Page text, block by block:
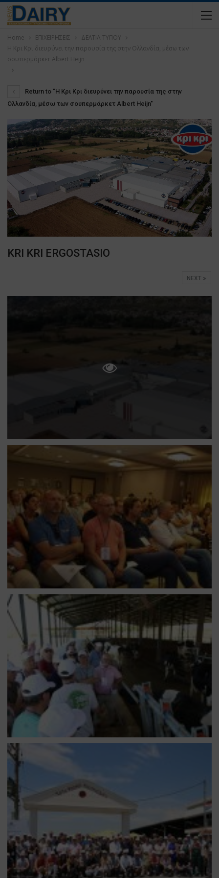
Home ΕΠΙΧΕΙΡΗΣΕΙΣ
ΔΕΛΤΙΑ ΤΥΠΟΥ
Η Κρι Κρι διευρύνει την παρουσία της στην Ολλανδία, μέσω των
σουπερμάρκετ Albert Heijn
Return to "Η Κρι Κρι διευρύνει την παρουσία της στην
Ολλανδία, μέσω των σουπερμάρκετ Albert Heijn"
KRI KRI ERGOSTASIO
NEXT